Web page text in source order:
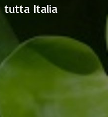
tutta Italia